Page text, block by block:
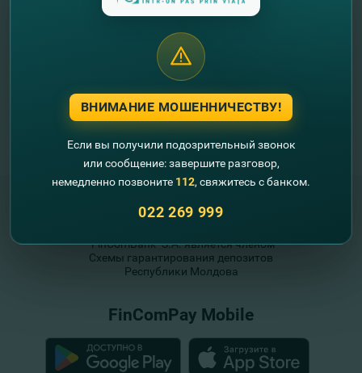
"FinComBank" S.A. является членом
Схемы гарантирования депозитов
Республики Молдова
FinComPay Mobile
ВНИМАНИЕ МОШЕННИЧЕСТВУ!
Если вы получили подозрительный звонок
или сообщение: завершите разговор,
немедленно позвоните 112, свяжитесь с банком.
022 269 999